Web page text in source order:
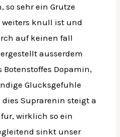
so sehr ein Grutze
knull ist und
auf keinen fall
ausserdem
Dopamin,
Glucksgefuhle
Suprarenin steigt a
wirklich so ein
sinkt unser